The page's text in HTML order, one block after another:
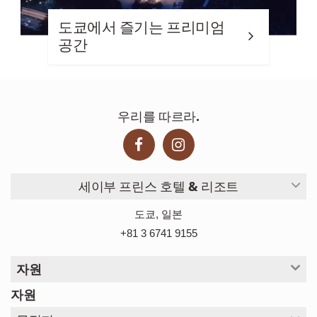
도쿄에서 즐기는 프리미엄
공간
우리를 따르라.
세이부 프린스 호텔 & 리조트
도쿄, 일본
+81 3 6741 9155
자원
자원